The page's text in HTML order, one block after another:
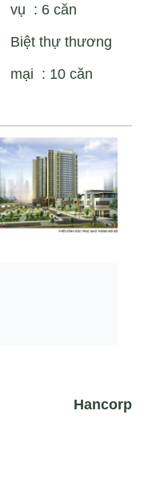
vụ : 6 căn
Biệt thự thương
mại : 10 căn
Hancorp